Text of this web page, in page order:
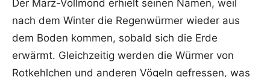
Der März-Vollmond erhielt seinen Namen, weil
nach dem Winter die Regenwürmer wieder aus
dem Boden kommen, sobald sich die Erde
erwärmt. Gleichzeitig werden die Würmer von
Rotkehlchen und anderen Vögeln gefressen, was